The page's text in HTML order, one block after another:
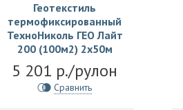
Геотекстиль
термофиксированный
ТехноНиколь ГЕО Лайт
200 (100м2) 2х50м
5 201 р./рулон
Сравнить